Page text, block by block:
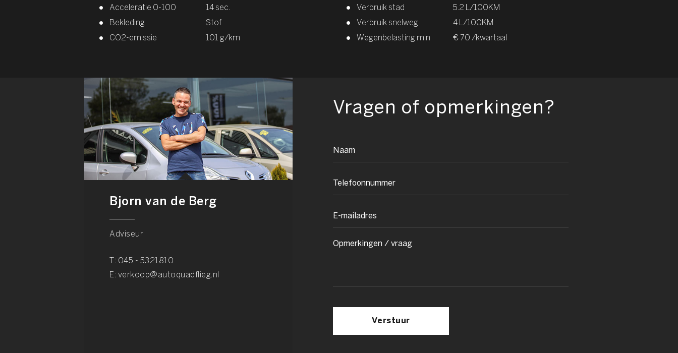
Acceleratie 0-100
14 sec.
Bekleding
Stof
CO2-emissie
101 g/km
Verbruik stad
5.2 L/100KM
Verbruik snelweg
4 L/100KM
Wegenbelasting min
€ 70 /kwartaal
Bjorn van de Berg
Adviseur
T: 045 - 5321810
E: verkoop@autoquadflieg.nl
Vragen of opmerkingen?
Verstuur